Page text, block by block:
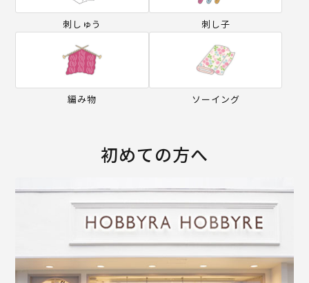
刺しゅう 刺し子
編み物 ソーイング
初めての方へ